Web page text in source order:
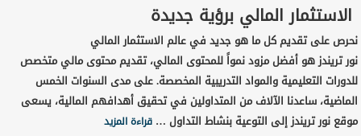
الاستثمار المالي برؤية جديدة
نحرص على تقديم كل ما هو جديد في عالم الاستثمار المالي
نور تريندز هو أفضل مزود نمواً للمحتوى المالي، تقديم محتوى مالي متخصص
للدورات التعليمية والمواد التدريبية المخصصة. على مدى السنوات الخمس
الماضية، ساعدنا الآلاف من المتداولين في تحقيق أهدافهم المالية، يسعى
موقع نور تريندز إلى التوعية بنشاط التداول …قراءة المزيد